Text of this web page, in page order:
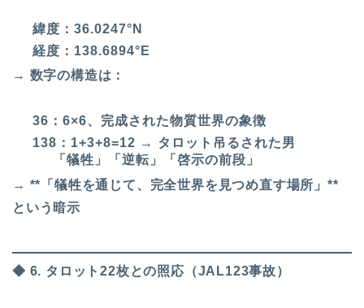
緯度：36.0247°N
経度：138.6894°E
→ 数字の構造は：
36：6×6、完成された物質世界の象徴
138：1+3+8=12 → タロット吊るされた男
「犠牲」「逆転」「啓示の前段」
→ **「犠牲を通じて、完全世界を見つめ直す場所」**
という暗示
◆ 6. タロット22枚との照応（JAL123事故）